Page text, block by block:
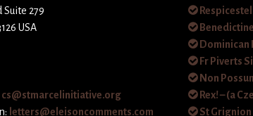
Suite 279
USA
cs@stmarcelinitiative.org
letters@eleisoncomments.com
Dominican
Fr Piverts
Non
Rex! – (a
St Grignion